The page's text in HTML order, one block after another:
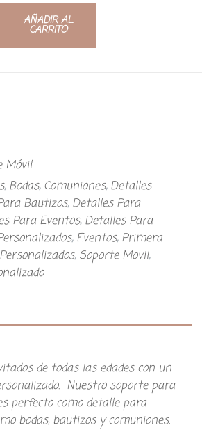
AÑADIR AL
CARRITO
Móvil
, Bodas, Comuniones, Detalles
Bautizos, Detalles Para
Para Eventos, Detalles Para
, Eventos, Primera
, Soporte Movil,
de todas las edades con un
Nuestro soporte para
perfecto como detalle para
bodas, bautizos y comuniones.